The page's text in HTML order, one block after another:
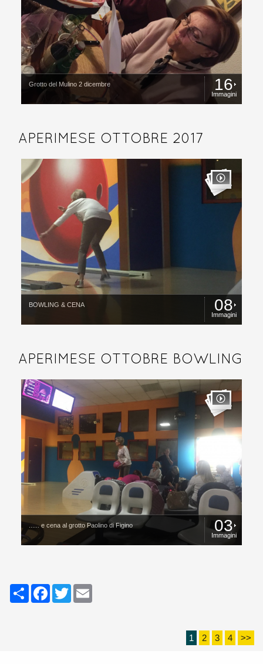
Grotto del Mulino 2 dicembre 16
Immagini
APERIMESE OTTOBRE 2017
BOWLING & CENA 08
Immagini
APERIMESE OTTOBRE BOWLING
...... e cena al grotto Paolino di Figino 03
Immagini
Share Facebook
Twitter
1 2 3 4 >>